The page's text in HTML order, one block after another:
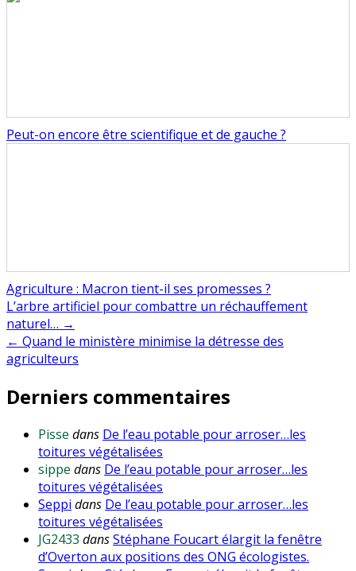
Peut-on encore être scientifique et de gauche ?
Agriculture : Macron tient-il ses promesses ?
Navigation
de
l’article
L’arbre artificiel pour combattre un réchauffement
naturel… →
← Quand le ministère minimise la détresse des
agriculteurs
Derniers commentaires
Pisse dans De l’eau potable pour arroser…les
toitures végétalisées
sippe dans De l’eau potable pour arroser…les
toitures végétalisées
Seppi dans De l’eau potable pour arroser…les
toitures végétalisées
JG2433 dansStéphane Foucart élargit la fenêtre
d’Overton aux positions des ONG écologistes.